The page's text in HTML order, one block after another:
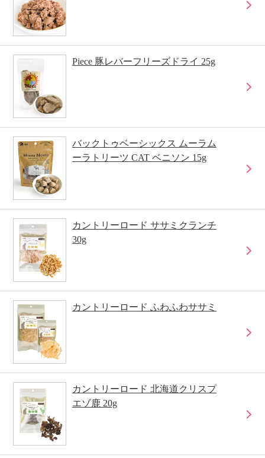
Piece 豚レバーフリーズドライ 25g
バックトゥベーシックス ムーラム
ーラトリーツ CAT ベニソン 15g
カントリーロード ササミクランチ
30g
カントリーロード ふわふわササミ
カントリーロード 北海道クリスプ
エゾ鹿 20g